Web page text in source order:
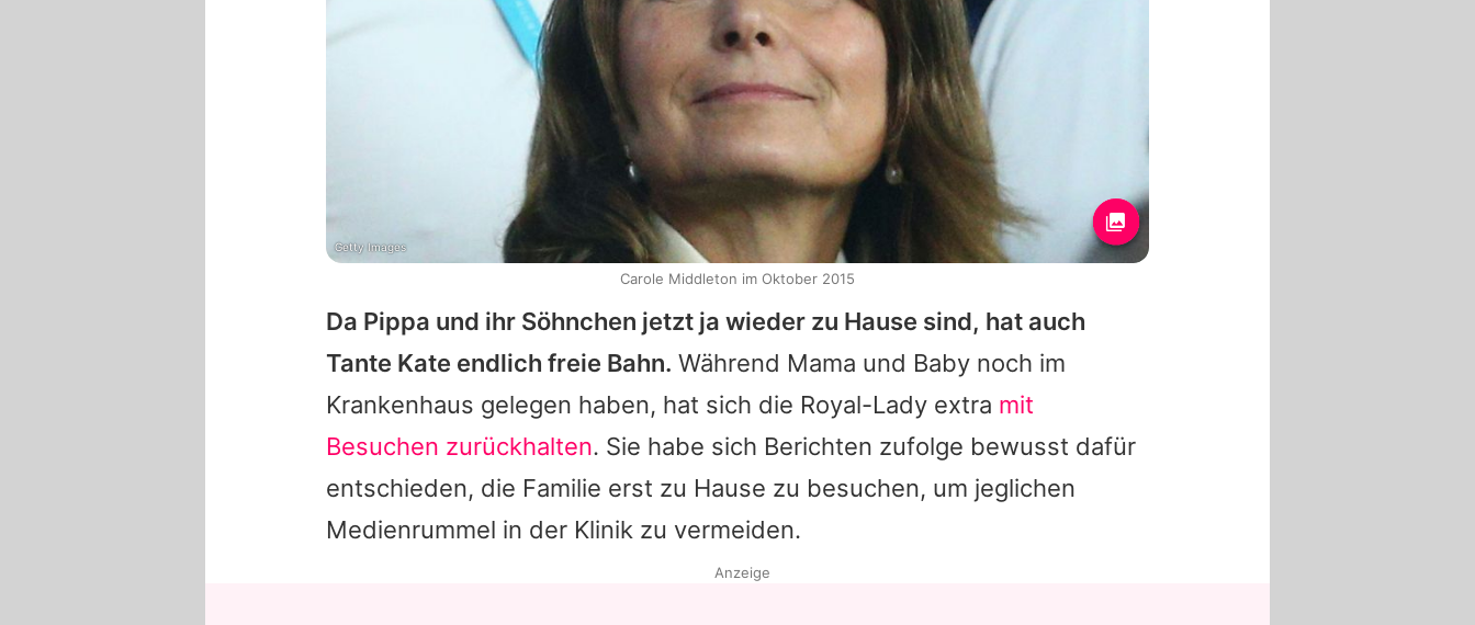
Da Pippa und ihr Söhnchen jetzt ja wieder zu Hause sind, hat auch
Tante Kate endlich freie Bahn. Während Mama und Baby noch im
Krankenhaus gelegen haben, hat sich die Royal-Lady extra mit
Besuchen zurückhalten. Sie habe sich Berichten zufolge bewusst dafür
entschieden, die Familie erst zu Hause zu besuchen, um jeglichen
Medienrummel in der Klinik zu vermeiden.
Getty Images
Carole Middleton im Oktober 2015
Anzeige